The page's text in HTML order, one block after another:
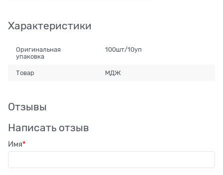
Характеристики
Оригинальная
упаковка
100шт/10уп
Товар МДЖ
Отзывы
Написать отзыв
Имя